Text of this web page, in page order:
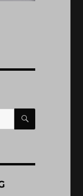
SUCHEN